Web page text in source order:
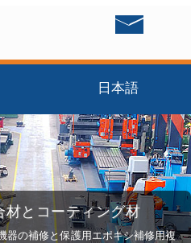
日本語
材とコーティング材
器の補修と保護用エポキシ補修用複